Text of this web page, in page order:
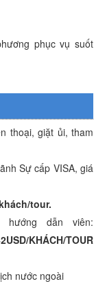
phục vụ suốt
thoại, giặt ủi, tham
Sự cấp VISA, giá
tour.
dẫn viên:
KHÁCH/TOUR
nước ngoài